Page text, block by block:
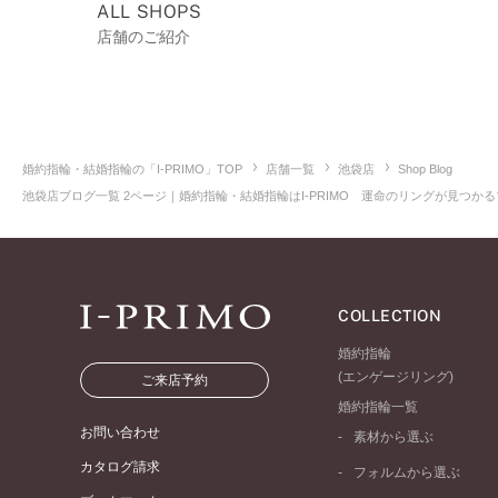
ALL SHOPS
店舗のご紹介
婚約指輪・結婚指輪の「I-PRIMO」TOP 店舗一覧 池袋店
Shop Blog
池袋店ブログ一覧 2ページ｜婚約指輪・結婚指輪はI-PRIMO 運命のリングが見つか
ご来店予約
お問い合わせ
カタログ請求
COLLECTION
婚約指輪
(エンゲージリング)
婚約指輪一覧
素材から選ぶ
プラチナ
フォルムから選ぶ